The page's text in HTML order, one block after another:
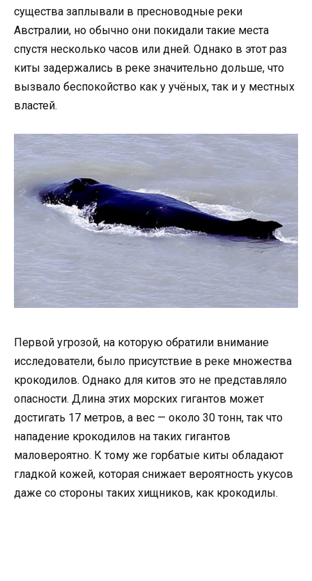
существа заплывали в пресноводные реки
Австралии, но обычно они покидали такие места
спустя несколько часов или дней. Однако в этот раз
киты задержались в реке значительно дольше, что
вызвало беспокойство как у учёных, так и у местных
властей.
Первой угрозой, на которую обратили внимание
исследователи, было присутствие в реке множества
крокодилов. Однако для китов это не представляло
опасности. Длина этих морских гигантов может
достигать 17 метров, а вес — около 30 тонн, так что
нападение крокодилов на таких гигантов
маловероятно. К тому же горбатые киты обладают
гладкой кожей, которая снижает вероятность укусов
даже со стороны таких хищников, как крокодилы.